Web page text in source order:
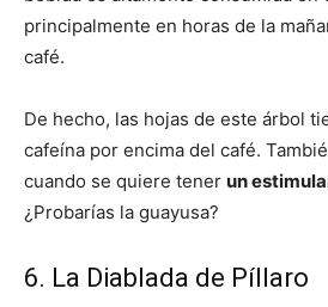
principalmente en horas de la
café.
De hecho, las hojas de este árbol
cafeína por encima del café.
cuando se quiere tener un
¿Probarías la guayusa?
6. La Diablada de Píllaro